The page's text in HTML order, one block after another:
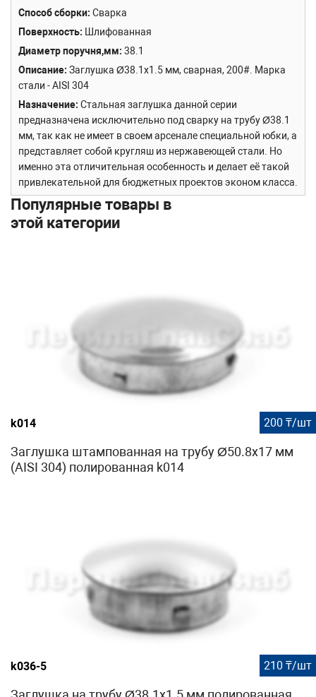
Способ сборки Сварка
Поверхность
Шлифованная
Диаметр поручня,мм 38.1
Описание Заглушка Ø38.1х1.5 мм, сварная, 200#. Марка
стали - AISI 304
Назначение Стальная заглушка данной серии
предназначена исключительно под сварку на трубу Ø38.1
мм, так как не имеет в своем арсенале специальной юбки, а
представляет собой кругляш из нержавеющей стали. Но
именно эта отличительная особенность и делает её такой
привлекательной для бюджетных проектов эконом класса.
Популярные товары в
этой категории
k014 200 ₸/шт
Заглушка штампованная на трубу Ø50.8х17 мм
(AISI 304) полированная k014
k036-5 210 ₸/шт